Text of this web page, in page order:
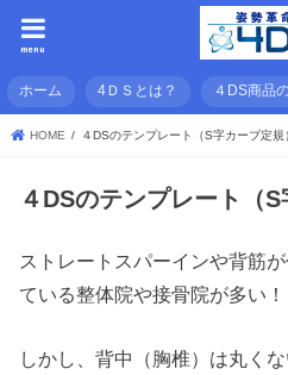
menu
ホーム 4ＤＳとは？ ４DS商品
HOME ４DSのテンプレート（S字カーブ定規
４DSのテンプレート（S
ストレートスパーインや背筋
ている整体院や接骨院が多い！
しかし、背中（胸椎）は丸く